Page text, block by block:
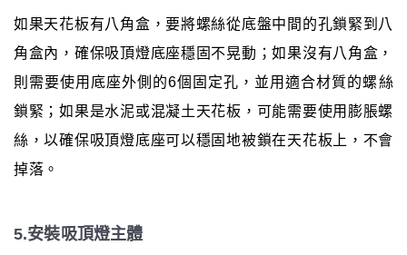
如果天花板有八角盒，要將螺絲從底盤中間的孔鎖緊到八
角盒內，確保吸頂燈底座穩固不晃動；如果沒有八角盒，
則需要使用底座外側的6個固定孔，並用適合材質的螺絲
鎖緊；如果是水泥或混凝土天花板，可能需要使用膨脹螺
絲，以確保吸頂燈底座可以穩固地被鎖在天花板上，不會
掉落。
5.安裝吸頂燈主體